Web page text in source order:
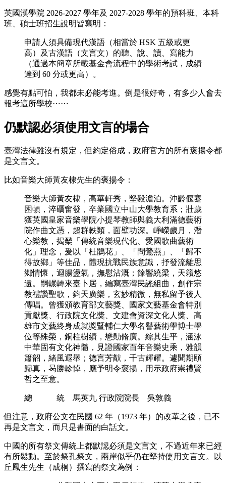
英國漢學院 2026-2027 學年及 2027-2028 學年的預科班、本科
班、碩士班招生說明皆寫明：
申請人須具備現代漢語（相當於 HSK 五級或更
高）及古漢語（文言文）的聽、說、讀、寫能力
（通過本簡章所載基金會流程中的學術考試，成績
達到 60 分或更高）。
感覺有點可怕，我都未必能考進。倒是很好奇，有多少人會去
報考這所學校⋯⋯
仍默認必須使用文言的場合
臺灣法律雖沒有規定，但約定俗成，政府官方的所有褒揚令都
是文言文。
比如音樂大師黃友棣先生的褒揚令：
音樂大師黃友棣，高華軒秀，堅毅澹泊。沖齡偃蹇
困頓，淬礪奮發，卒業國立中山大學教育系；壯歲
獲英國皇家音樂學院小提琴教師與義大利滿德藝術
院作曲文憑，超群軼類，面壁功深。崢嶸歲月，潛
心樂教，揭櫫「傳統音樂現代化、愛國歌曲藝術
化」理念，爰以「杜鵑花」、「問鶯燕」、「歸不
得故鄉」等佳品，體現抗戰民族意識，抒發流離思
鄉情懷，迴腸盪氣，撫慰沾溉；餘響繞梁，天籟悠
遠。嗣輾轉來臺卜居，編寫臺灣民謠組曲，創作宗
教禮讚聖歌，鈞天廣樂，玄妙精微，無私留予後人
傳唱。曾獲頒教育部文藝獎、國家文藝基金會特別
貢獻獎、行政院文化獎、文建會資深文化人獎、高
雄市文藝終身成就獎暨輔仁大學名譽藝術學博士學
位等殊榮，銅柱樹績，懋勛脩廣。綜其生平，涵泳
中華固有文化神髓，見證國家百年音樂史乘，雅韻
簫韶，緒風遐舉；德言芳猷，千古輝耀。遽聞期頤
歸真，曷勝軫悼，應予明令褒揚，用示政府崇禮賢
哲之至意。
總 統 馬英九 行政院院長 吳敦義
但注意，政府公文在民國 62 年（1973 年）的改革之後，已不
再是文言文，而只是書面的白話文。
中國的所有祭文傳統上都默認必須是文言文，不過近年來已經
有所鬆動。至於祭孔祭文，兩岸似乎仍在堅持使用文言文。以
丘鳳生先生（成桐）撰寫的祭文為例：